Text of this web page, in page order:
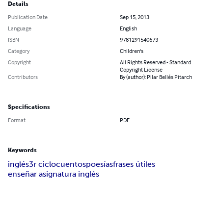
Details
Publication Date
Sep 15, 2013
Language
English
ISBN
9781291540673
Category
Children's
Copyright
All Rights Reserved - Standard
Copyright License
Contributors
By (author): Pilar Bellés Pitarch
Specifications
Format PDF
Keywords
inglés3r ciclocuentospoesíasfrases útiles
enseñar asignatura inglés